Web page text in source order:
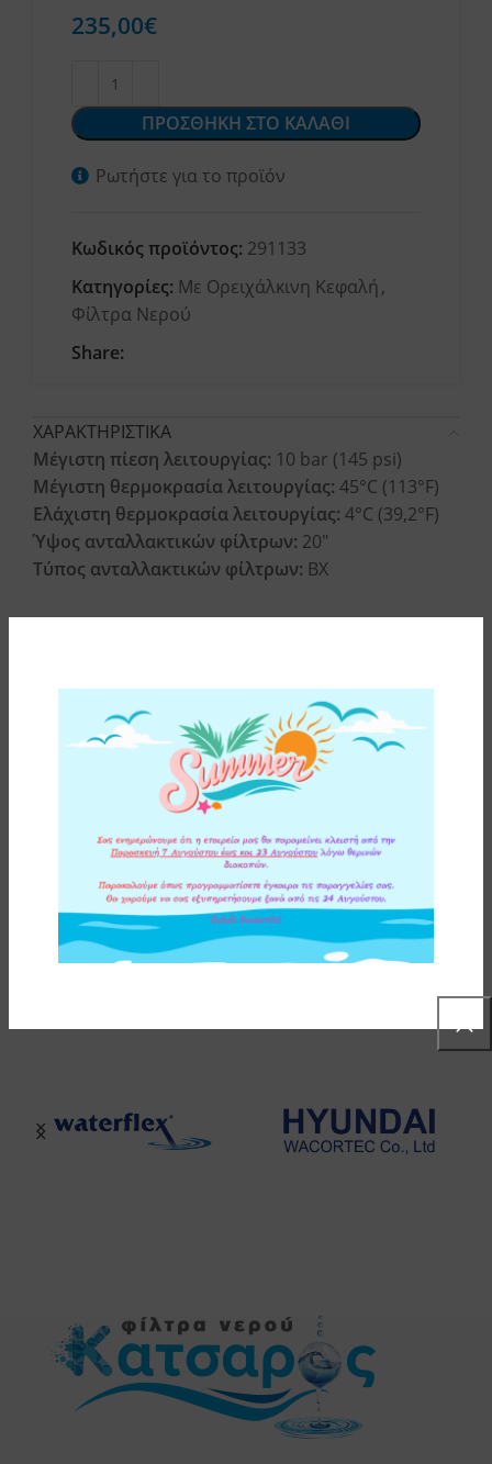
235,00€
ΠΡΟΣΘΗΚΗ ΣΤΟ ΚΑΛΑΘΙ
Ρωτήστε για το προϊόν
Κωδικός προϊόντος: 291133
Κατηγορίες: Με Ορειχάλκινη Κεφαλή,
Φίλτρα Νερού
Share:
ΧΑΡΑΚΤΗΡΙΣΤΙΚΑ
Μέγιστη πίεση λειτουργίας: 10 bar (145 psi)
Μέγιστη θερμοκρασία λειτουργίας: 45°C (113°F)
Ελάχιστη θερμοκρασία λειτουργίας: 4°C (39,2°F)
Ύψος ανταλλακτικών φίλτρων: 20″
Τύπος ανταλλακτικών φίλτρων: BX